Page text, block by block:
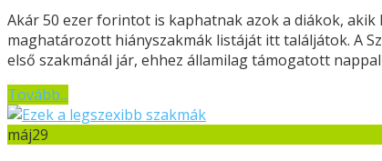
Akár 50 ezer forintot is kaphatnak azok a diákok,
maghatározott hiányszakmák listáját itt találjátok. A
első szakmánál jár, ehhez államilag támogatott
Tovább...
máj29